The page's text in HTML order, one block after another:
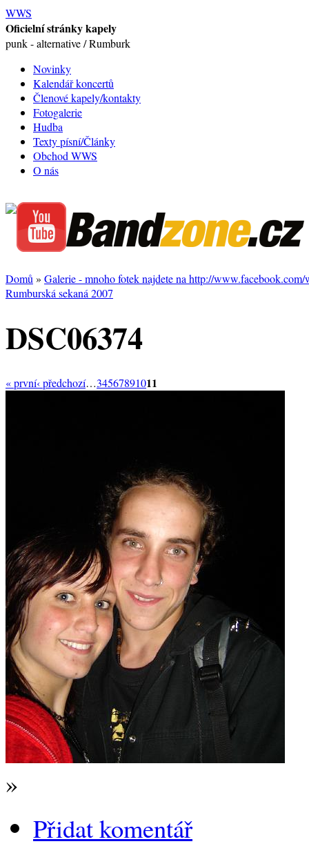
WWS
Oficielní stránky kapely
punk - alternative / Rumburk
Novinky
Kalendář koncertů
Členové kapely/kontakty
Fotogalerie
Hudba
Texty písní/Články
Obchod WWS
O nás
Domů » Galerie - mnoho fotek najdete na http://www.facebook.com/
Rumburská sekaná 2007
DSC06374
« první‹ předchozí…34567891011
»
Přidat komentář